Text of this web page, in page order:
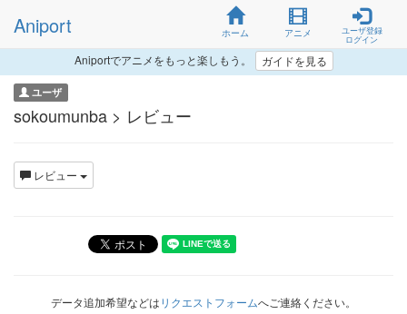
Aniport ホーム アニメ
ユーザ登録
ログイン
Aniportでアニメをもっと楽しもう。 ガイドを見る
ユーザ
sokoumunba > レビュー
レビュー
データ追加希望などはリクエストフォームへご連絡ください。